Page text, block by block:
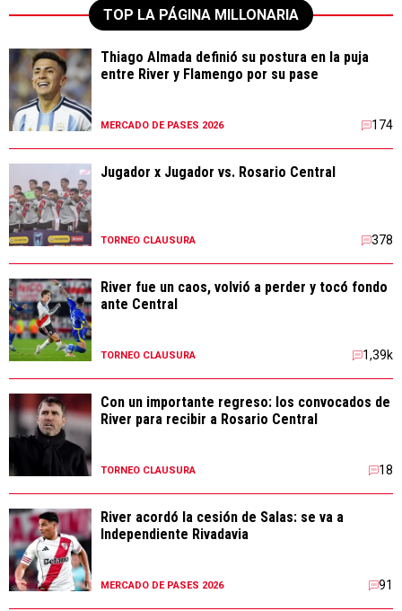
TOP LA PÁGINA MILLONARIA
Thiago Almada definió su postura en la puja
entre River y Flamengo por su pase
MERCADO DE PASES 2026 174
Jugador x Jugador vs. Rosario Central
TORNEO CLAUSURA 378
River fue un caos, volvió a perder y tocó fondo
ante Central
TORNEO CLAUSURA 1,39k
Con un importante regreso: los convocados de
River para recibir a Rosario Central
TORNEO CLAUSURA 18
River acordó la cesión de Salas: se va a
Independiente Rivadavia
MERCADO DE PASES 2026 91